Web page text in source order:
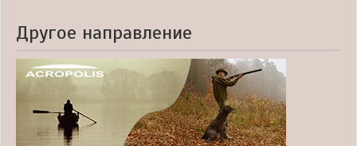
Другое направление